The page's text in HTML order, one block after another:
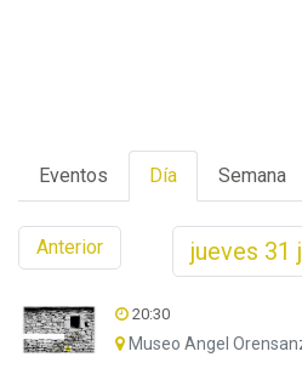
Eventos Día Semana
Anterior jueves 31
20:30
Museo Angel